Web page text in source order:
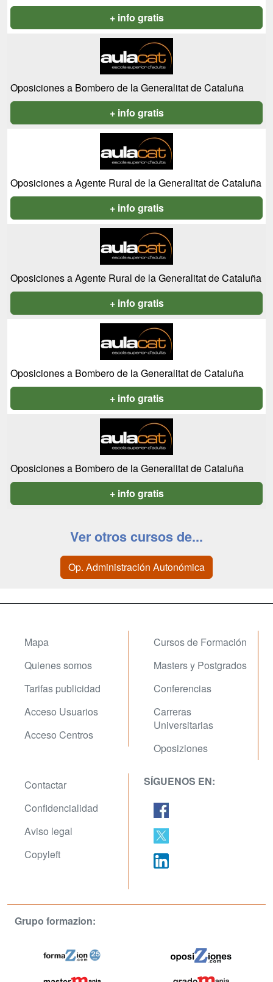
+ info gratis
Oposiciones a Bombero de la Generalitat de Cataluña
+ info gratis
Oposiciones a Agente Rural de la Generalitat de Cataluña
+ info gratis
Oposiciones a Agente Rural de la Generalitat de Cataluña
+ info gratis
Oposiciones a Bombero de la Generalitat de Cataluña
+ info gratis
Oposiciones a Bombero de la Generalitat de Cataluña
+ info gratis
Ver otros cursos de...
Op. Administración Autonómica
Mapa
Quienes somos
Tarifas publicidad
Acceso Usuarios
Acceso Centros
Cursos de Formación
Masters y Postgrados
Conferencias
Carreras
Universitarias
Oposiziones
Contactar
Confidencialidad
Aviso legal
Copyleft
SÍGUENOS EN:
Grupo formazion: